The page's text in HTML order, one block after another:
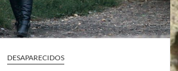
DESAPARECIDOS